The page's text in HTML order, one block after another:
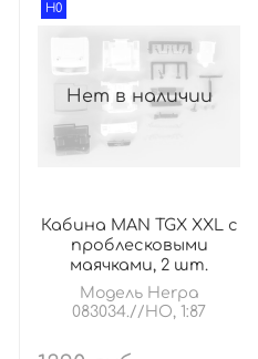
Нет в наличии
H0
Кабина MAN TGX XXL с
проблесковыми
маячками, 2 шт.
Модель Herpa
083034.//HO, 1:87